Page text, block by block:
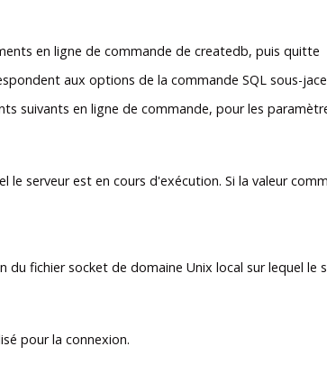
en ligne de commande de createdb, puis quitte
aux options de la commande SQL sous-
suivants en ligne de commande, pour les
le serveur est en cours d'exécution. Si la valeur
du fichier socket de domaine Unix local sur lequel le
pour la connexion.